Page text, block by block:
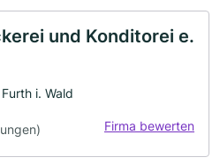
und Konditorei e.
i. Wald
Firma bewerten